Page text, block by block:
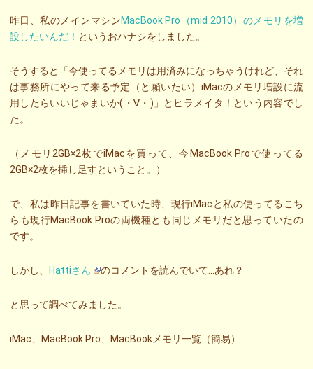
昨日、私のメインマシンMacBook Pro（mid 2010）のメモリを増
設したいんだ！ というおハナシをしました。
そうすると「今使ってるメモリは用済みになっちゃうけれど、それ
は事務所にやって来る予定（と願いたい）iMacのメモリ増設に流
用したらいいじゃまいか(・∀・)」とヒラメイタ！という内容でし
た。
（メモリ2GB×2枚でiMacを買って、今MacBook Proで使ってる
2GB×2枚を挿し足すということ。）
で、私は昨日記事を書いていた時、現行iMacと私の使ってるこち
らも現行MacBook Proの両機種とも同じメモリだと思っていたの
です。
しかし、 Hattiさん のコメントを読んでいて…あれ？
と思って調べてみました。
iMac、MacBook Pro、MacBookメモリ一覧（簡易）